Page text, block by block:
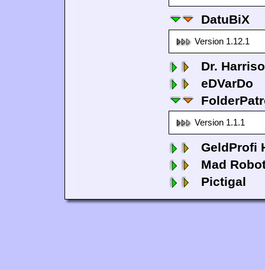
DatuBiX
Version 1.12.1
Dr.
eDVarDo
Version 1.1.1
GeldProfi
Mad
Pictigal